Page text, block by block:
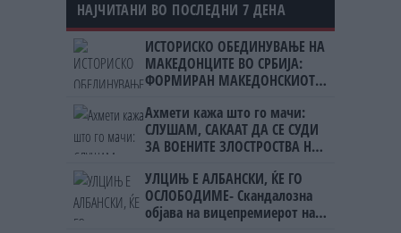
НАЈЧИТАНИ ВО ПОСЛЕДНИ 7 ДЕНА
ИСТОРИСКО ОБЕДИНУВАЊЕ НА
МАКЕДОНЦИТЕ ВО СРБИЈА:
ФОРМИРАН МАКЕДОНСКИОТ
Ахмети кажа што го мачи:
СЛУШАМ, САКААТ ДА СЕ СУДИ
ЗА ВОЕНИТЕ ЗЛОСТРОСТВА НА
УЛЦИЊ Е АЛБАНСКИ, ЌЕ ГО
ОСЛОБОДИМЕ- Скандалозна
објава на вицепремиерот на